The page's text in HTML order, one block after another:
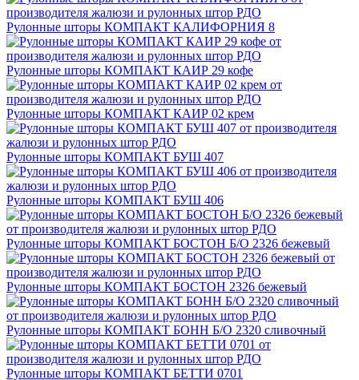
Рулонные шторы КОМПАКТ КАЛИФОРНИЯ 8
Рулонные шторы КОМПАКТ КАИР 29 кофе
Рулонные шторы КОМПАКТ КАИР 02 крем
Рулонные шторы КОМПАКТ БУШ 407
Рулонные шторы КОМПАКТ БУШ 406
Рулонные шторы КОМПАКТ БОСТОН Б/О 2326 бежевый
Рулонные шторы КОМПАКТ БОСТОН 2326 бежевый
Рулонные шторы КОМПАКТ БОНН Б/О 2320 сливочный
Рулонные шторы КОМПАКТ БЕТТИ 0701